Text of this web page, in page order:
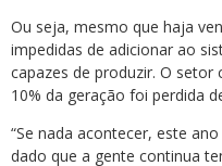
Ou seja, mesmo que haja
impedidas de adicionar ao
capazes de produzir. O setor
10% da geração foi perdida
“Se nada acontecer, este
dado que a gente continua